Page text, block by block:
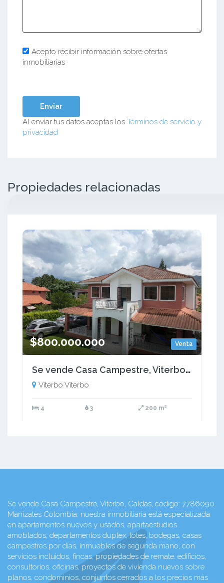
Acepto recibir información sobre ofertas
inmobiliarias
Al enviar tus datos aceptas los Términos de servicio y
privacidad
Propiedades relacionadas
Venta
$800.000.000
Se vende Casa Campestre, Viterbo, Caldas
Viterbo Viterbo
4 3 200 m²
Se vende Casa Campestre, Viterbo, Caldas, código: 7786090.
Manizales Colombia, nuestra inmobiliaria está especializada
en apartamentos nuevos y usados, apartaestudios
amoblados, departamentos duplex, lotes, bodegas, casas
campestres por dias, inmuebles de segunda mano, con
servicios incluidos, fincas, propiedades de remate, edificios,
consultorios, oficinas, proyectos de vivienda nuevos sobre
planos, condominios, conjuntos cerrados a los precios más